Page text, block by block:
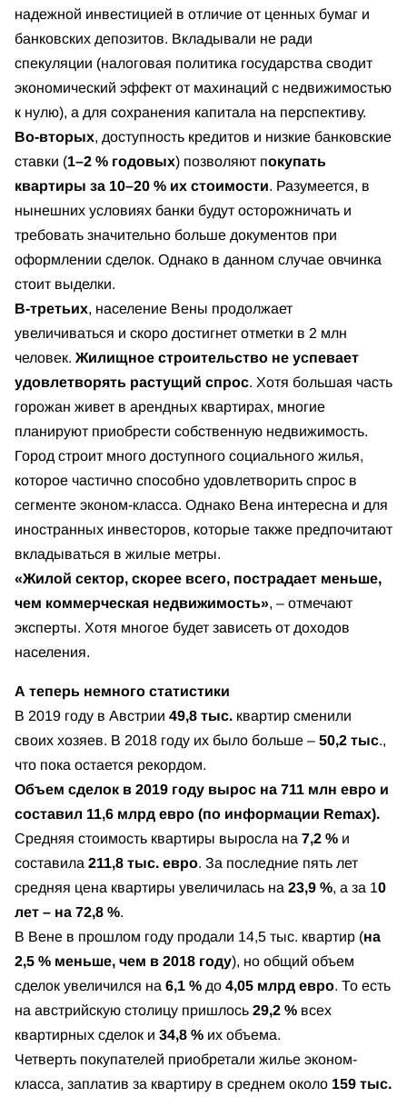
надежной инвестицией в отличие от ценных бумаг и
банковских депозитов. Вкладывали не ради
спекуляции (налоговая политика государства сводит
экономический эффект от махинаций с недвижимостью
к нулю), а для сохранения капитала на перспективу.
Во-вторых, доступность кредитов и низкие банковские
ставки (1–2 % годовых) позволяют покупать
квартиры за 10–20 % их стоимости. Разумеется, в
нынешних условиях банки будут осторожничать и
требовать значительно больше документов при
оформлении сделок. Однако в данном случае овчинка
стоит выделки.
В-третьих, население Вены продолжает
увеличиваться и скоро достигнет отметки в 2 млн
человек. Жилищное строительство не успевает
удовлетворять растущий спрос. Хотя большая часть
горожан живет в арендных квартирах, многие
планируют приобрести собственную недвижимость.
Город строит много доступного социального жилья,
которое частично способно удовлетворить спрос в
сегменте эконом-класса. Однако Вена интересна и для
иностранных инвесторов, которые также предпочитают
вкладываться в жилые метры.
«Жилой сектор, скорее всего, пострадает меньше,
чем коммерческая недвижимость», – отмечают
эксперты. Хотя многое будет зависеть от доходов
населения.
А теперь немного статистики
В 2019 году в Австрии 49,8 тыс. квартир сменили
своих хозяев. В 2018 году их было больше – 50,2 тыс.,
что пока остается рекордом.
Объем сделок в 2019 году вырос на 711 млн евро и
составил 11,6 млрд евро (по информации Remax).
Средняя стоимость квартиры выросла на 7,2 % и
составила 211,8 тыс. евро. За последние пять лет
средняя цена квартиры увеличилась на 23,9 %, а за 10
лет – на 72,8 %.
В Вене в прошлом году продали 14,5 тыс. квартир (на
2,5 % меньше, чем в 2018 году), но общий объем
сделок увеличился на 6,1 % до 4,05 млрд евро. То есть
на австрийскую столицу пришлось 29,2 % всех
квартирных сделок и 34,8 % их объема.
Четверть покупателей приобретали жилье эконом-
класса, заплатив за квартиру в среднем около 159 тыс.